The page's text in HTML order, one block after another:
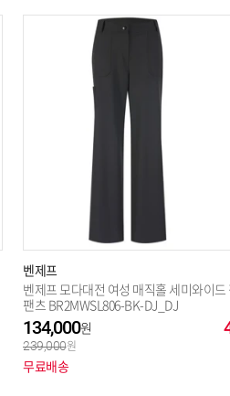
벤제프
벤제프 모다대전 여성 매직홀 세미와이드
팬츠 BR2MWSL806-BK-DJ_DJ
134,000
239,000
무료배송